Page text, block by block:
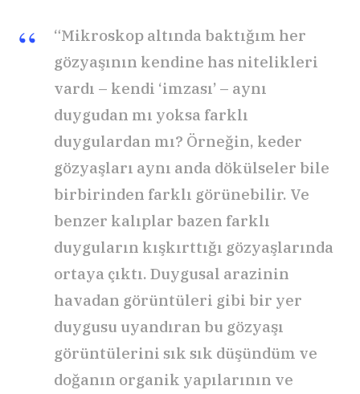
“Mikroskop altında baktığım her
gözyaşının kendine has nitelikleri
vardı – kendi ‘imzası’ – aynı
duygudan mı yoksa farklı
duygulardan mı? Örneğin, keder
gözyaşları aynı anda dökülseler bile
birbirinden farklı görünebilir. Ve
benzer kalıplar bazen farklı
duyguların kışkırttığı gözyaşlarında
ortaya çıktı. Duygusal arazinin
havadan görüntüleri gibi bir yer
duygusu uyandıran bu gözyaşı
görüntülerini sık sık düşündüm ve
doğanın organik yapılarının ve